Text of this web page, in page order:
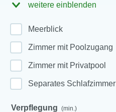
weitere einblenden
Meerblick
Zimmer mit Poolzugang
Zimmer mit Privatpool
Separates Schlafzimmer
Verpflegung (min.)